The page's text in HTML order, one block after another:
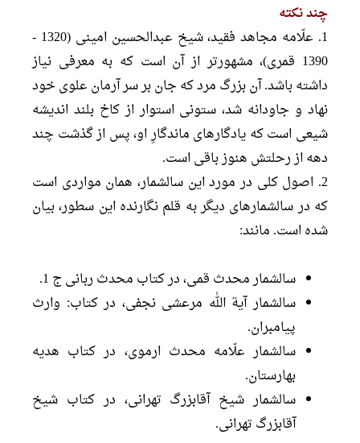
چند نكته‏
1. علّامه مجاهد فقید، شيخ عبدالحسين امينى (1320 -
1390 قمرى)، مشهورتر از آن است كه به معرفى نياز
داشته باشد. آن بزرگ مرد كه جان بر سر آرمان علوى خود
نهاد و جاودانه شد، ستونى استوار از كاخ بلند انديشه
شيعى است كه يادگارهاى ماندگارِ او، پس از گذشت چند
دهه از رحلتش هنوز باقى است.
2. اصول كلى در مورد اين سالشمار، همان مواردى است
كه در سالشمارهاى ديگر به قلم نگارنده اين سطور، بيان
شده است. مانند:
سالشمار محدث قمى، در كتاب محدث ربانى ج 1.
سالشمار آية الله مرعشى نجفى، در كتاب: وارث
پيامبران.
سالشمار علّامه محدث ارموى، در كتاب هديه
بهارستان.
سالشمار شيخ آقابزرگ تهرانى، در كتاب شيخ
آقابزرگ تهرانى.